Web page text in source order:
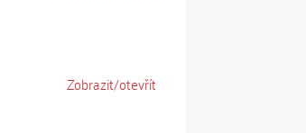
Zobrazit/otevřít